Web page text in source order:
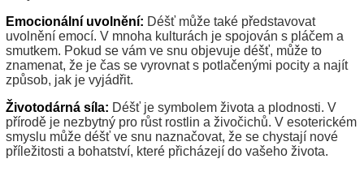
Emocionální uvolnění: Déšť může také představovat
uvolnění emocí. V mnoha kulturách je spojován s pláčem a
smutkem. Pokud se vám ve snu objevuje déšť, může to
znamenat, že je čas se vyrovnat s potlačenými pocity a najít
způsob, jak je vyjádřit.
Životodárná síla: Déšť je symbolem života a plodnosti. V
přírodě je nezbytný pro růst rostlin a živočichů. V esoterickém
smyslu může déšť ve snu naznačovat, že se chystají nové
příležitosti a bohatství, které přicházejí do vašeho života.